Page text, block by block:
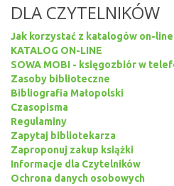
DLA CZYTELNIKÓW
Jak korzystać z katalogów on-line
KATALOG ON-LINE
SOWA MOBI - księgozbiór w
Zasoby biblioteczne
Bibliografia Małopolski
Czasopisma
Regulaminy
Zapytaj bibliotekarza
Zaproponuj zakup książki
Informacje dla Czytelników
Ochrona danych osobowych